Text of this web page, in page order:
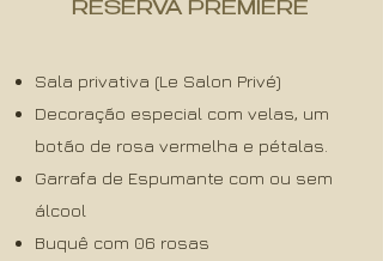
RESERVA PREMIÈRE
Sala privativa (Le Salon Privé)
Decoração especial com velas, um
botão de rosa vermelha e pétalas.
Garrafa de Espumante com ou sem
álcool
Buquê com 06 rosas